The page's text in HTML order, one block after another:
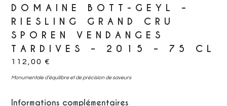
DOMAINE BOTT-GEYL –
RIESLING GRAND CRU
SPOREN VENDANGES
TARDIVES – 2015 – 75 CL
112,00€
Monumentale d’équilibre et de précision de saveurs
Informations complémentaires